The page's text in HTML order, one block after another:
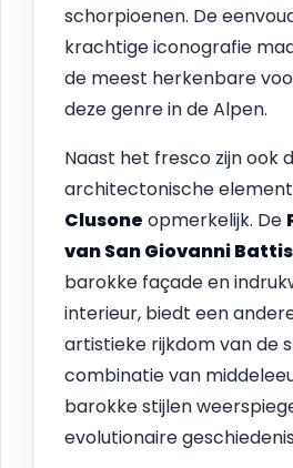
schorpioenen. De
krachtige iconografie
de meest herkenbare
deze genre in de Alpen.
Naast het fresco zijn ook
architectonische
Clusone opmerkelijk. De
van San Giovanni
barokke façade en
interieur, biedt een
artistieke rijkdom van de
combinatie van
barokke stijlen
evolutionaire